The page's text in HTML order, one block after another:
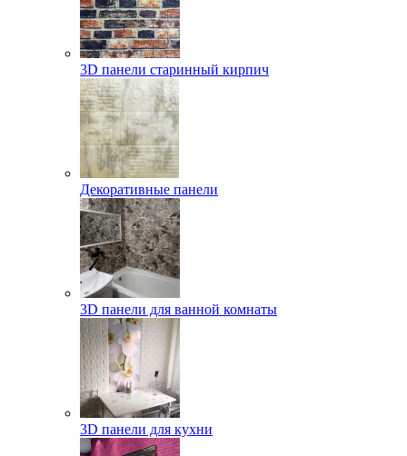
3D панели старинный кирпич
Декоративные панели
3D панели для ванной комнаты
3D панели для кухни